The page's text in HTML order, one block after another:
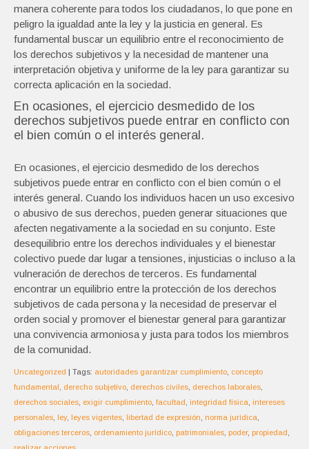
manera coherente para todos los ciudadanos, lo que pone en
peligro la igualdad ante la ley y la justicia en general. Es
fundamental buscar un equilibrio entre el reconocimiento de
los derechos subjetivos y la necesidad de mantener una
interpretación objetiva y uniforme de la ley para garantizar su
correcta aplicación en la sociedad.
En ocasiones, el ejercicio desmedido de los
derechos subjetivos puede entrar en conflicto con
el bien común o el interés general.
En ocasiones, el ejercicio desmedido de los derechos
subjetivos puede entrar en conflicto con el bien común o el
interés general. Cuando los individuos hacen un uso excesivo
o abusivo de sus derechos, pueden generar situaciones que
afecten negativamente a la sociedad en su conjunto. Este
desequilibrio entre los derechos individuales y el bienestar
colectivo puede dar lugar a tensiones, injusticias o incluso a la
vulneración de derechos de terceros. Es fundamental
encontrar un equilibrio entre la protección de los derechos
subjetivos de cada persona y la necesidad de preservar el
orden social y promover el bienestar general para garantizar
una convivencia armoniosa y justa para todos los miembros
de la comunidad.
Uncategorized | Tags: autoridades garantizar cumplimiento concepto
fundamental
derecho subjetivo derechos civiles derechos laborales
derechos sociales exigir cumplimiento facultad integridad física
intereses
personales ley, leyes vigentes libertad de expresión norma jurídica
obligaciones terceros ordenamiento jurídico patrimoniales poder, propiedad